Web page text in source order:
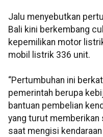
Jalu menyebutkan
Bali kini berkembang
kepemilikan motor
mobil listrik 336 unit.
“Pertumbuhan ini
pemerintah berupa
bantuan pembelian
yang turut memberikan
saat mengisi